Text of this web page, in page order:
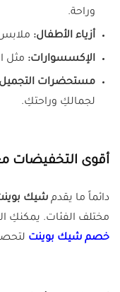
وراحة.
أزياء الأطفال:
الإكسسوارات: مثل
مستحضرات التجميل
لجمالكِ وراحتكِ.
أقوى التخفيضات
دائماً ما يقدم شيك
مختلف الفئات. يمكنكِ
خصم شيك بوينت